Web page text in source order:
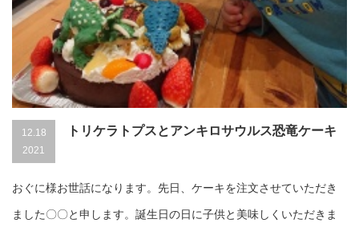
12.18
2021
トリケラトプスとアンキロサウルス恐竜ケーキ
おぐに様お世話になります。先日、ケーキを注文させていただき
ました〇〇と申します。誕生日の日に子供と美味しくいただきま